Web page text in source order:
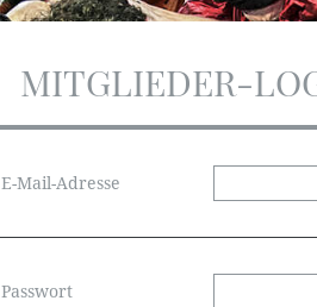
MITGLIEDER-
E-Mail-Adresse
Passwort